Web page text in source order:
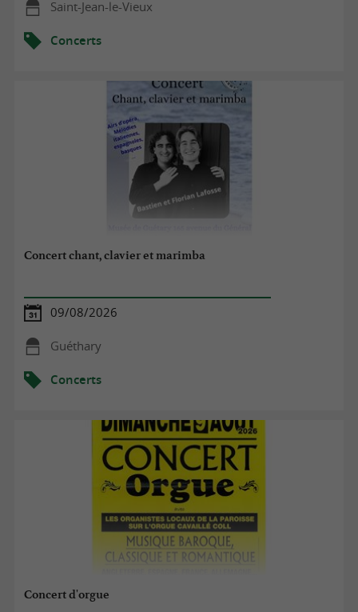
Saint-Jean-le-Vieux
Concerts
Concert chant, clavier et marimba
09/08/2026
Guéthary
Concerts
Concert d'orgue